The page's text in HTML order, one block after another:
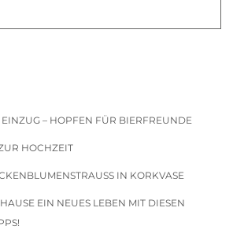
– HOPFEN FÜR BIERFREUNDE
HOCHZEIT
IN KORKVASE
EIN NEUES LEBEN MIT DIESEN